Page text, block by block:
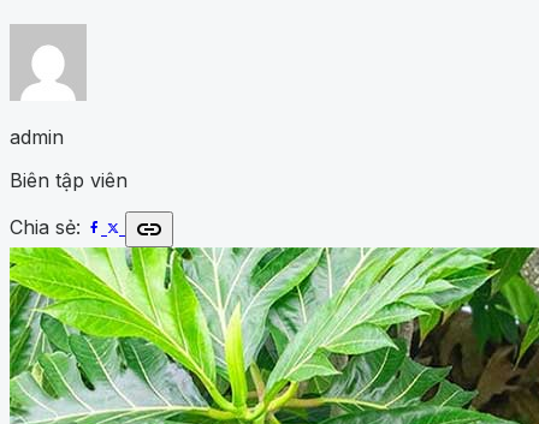
admin
Biên tập viên
Chia sẻ:
link